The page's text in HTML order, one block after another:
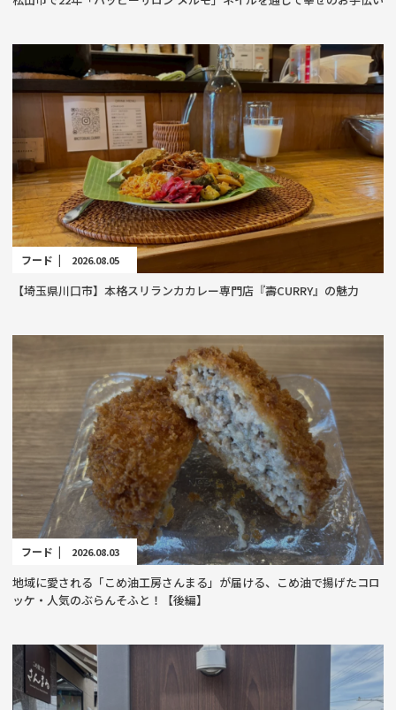
フード | 2026.08.05
【埼玉県川口市】本格スリランカカレー専門店『壽CURRY』の魅力
フード | 2026.08.03
地域に愛される「こめ油工房さんまる」が届ける、こめ油で揚げたコロ
ッケ・人気のぶらんそふと！【後編】